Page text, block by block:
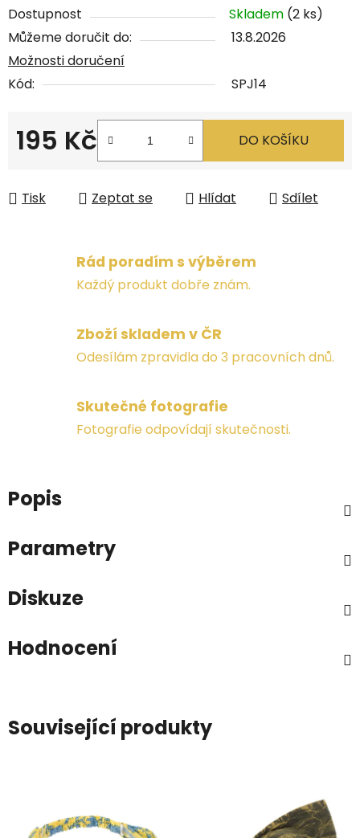
Dostupnost Skladem (2 ks)
Můžeme doručit do:
13.8.2026
Možnosti doručení
Kód:
SPJ14
195 Kč DO KOŠÍKU
Tisk Zeptat se Hlídat Sdílet
Rád poradím s výběrem
Každý produkt dobře znám.
Zboží skladem v ČR
Odesílám zpravidla do 3 pracovních dnů.
Skutečné fotografie
Fotografie odpovídají skutečnosti.
Popis
Parametry
Diskuze
Hodnocení
Související produkty